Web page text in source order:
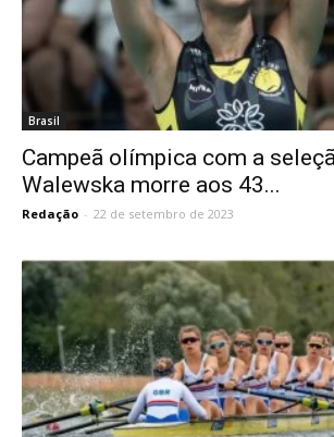
Brasil
Campeã olímpica com a
Walewska morre aos 43...
Redação - 22 de setembro de 2023